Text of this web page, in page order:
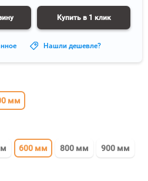
Купить в 1 клик
Нашли дешевле?
мм
600 мм 800 мм 900 мм